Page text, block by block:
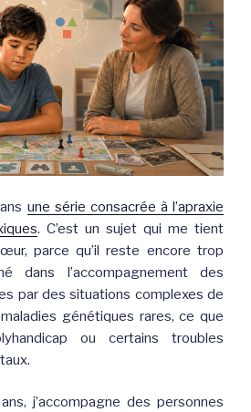
une série consacrée à l’apraxie
. C’est un sujet qui me tient
parce qu’il reste encore trop
dans l’accompagnement des
par des situations complexes de
génétiques rares, ce que
ou certains troubles
j’accompagne des personnes